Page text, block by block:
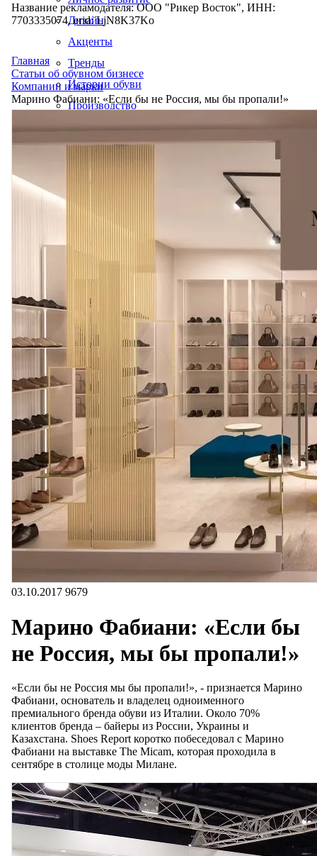
Дизайн
Акценты
Тренды
Истории обуви
Производство
Название рекламодателя: ООО "Рикер Восток", ИНН:
7703335074, erid: LjN8K37Ko
Главная
Статьи об обувном бизнесе
Компании и марки
Марино Фабиани: «Если бы не Россия, мы бы пропали!»
03.10.2017 9679
Марино Фабиани: «Если бы
не Россия, мы бы пропали!»
«Если бы не Россия мы бы пропали!», - признается Марино
Фабиани, основатель и владелец одноименного
премиального бренда обуви из Италии. Около 70%
клиентов бренда – байеры из России, Украины и
Казахстана. Shoes Report коротко побеседовал с Марино
Фабиани на выставке The Micam, которая проходила в
сентябре в столице моды Милане.